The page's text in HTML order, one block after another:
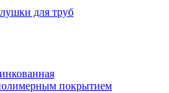
для труб
покрытием